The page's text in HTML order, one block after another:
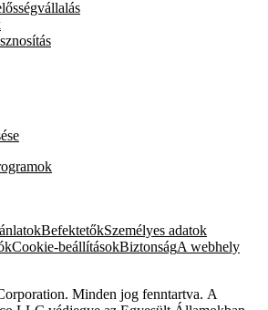
BefektetőkSzemélyes adatok
Cookie-beállításokBiztonságA webhely
Minden jog fenntartva. A